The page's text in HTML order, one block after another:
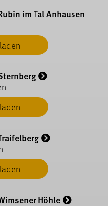
im Tal Anhausen
Höhle